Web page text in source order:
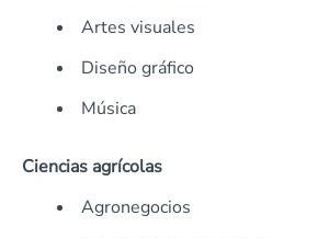
Artes visuales
Diseño gráfico
Música
Ciencias agrícolas
Agronegocios